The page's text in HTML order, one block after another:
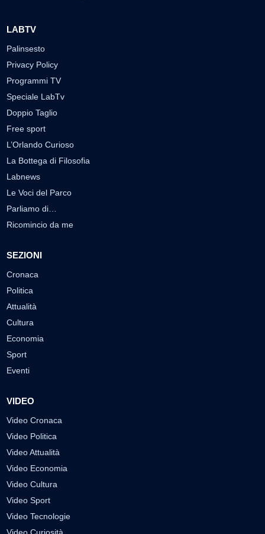
LABTV
Palinsesto
Privacy Policy
Programmi TV
Speciale LabTv
Doppio Taglio
Free sport
L’Orlando Curioso
La Bottega di Filosofia
Labnews
Le Voci del Parco
Parliamo di…
Ricomincio da me
SEZIONI
Cronaca
Politica
Attualità
Cultura
Economia
Sport
Eventi
VIDEO
Video Cronaca
Video Politica
Video Attualità
Video Economia
Video Cultura
Video Sport
Video Tecnologie
Video Curiosità